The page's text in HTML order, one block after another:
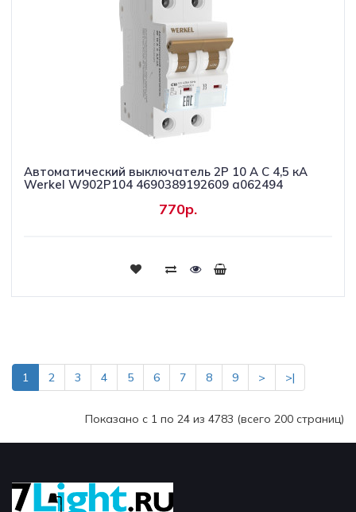
Автоматический выключатель 2P 10 A C 4,5 кА
Werkel W902P104 4690389192609 a062494
770р.
Купить
1 2 3 4 5 6 7 8 9 > >|
Показано с 1 по 24 из 4783 (всего 200 страниц)